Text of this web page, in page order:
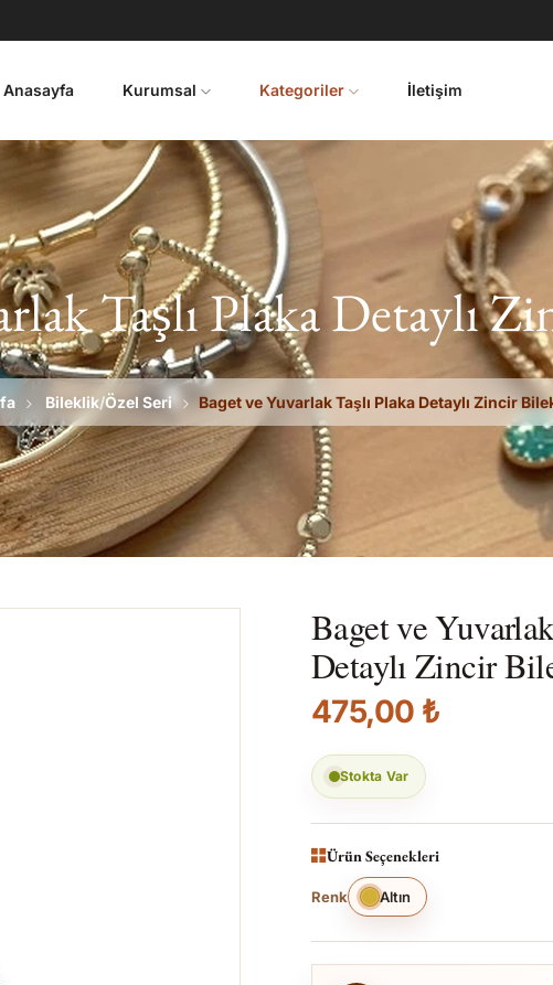
Anasayfa Kurumsal Kategoriler İletişim
Taşlı Plaka Detaylı
Bileklik/Özel Seri Baget ve Yuvarlak Taşlı Plaka Detaylı Zincir
Baget ve
Detaylı Zincir
475,00 ₺
Stokta Var
Ürün Seçenekleri
Renk Altın